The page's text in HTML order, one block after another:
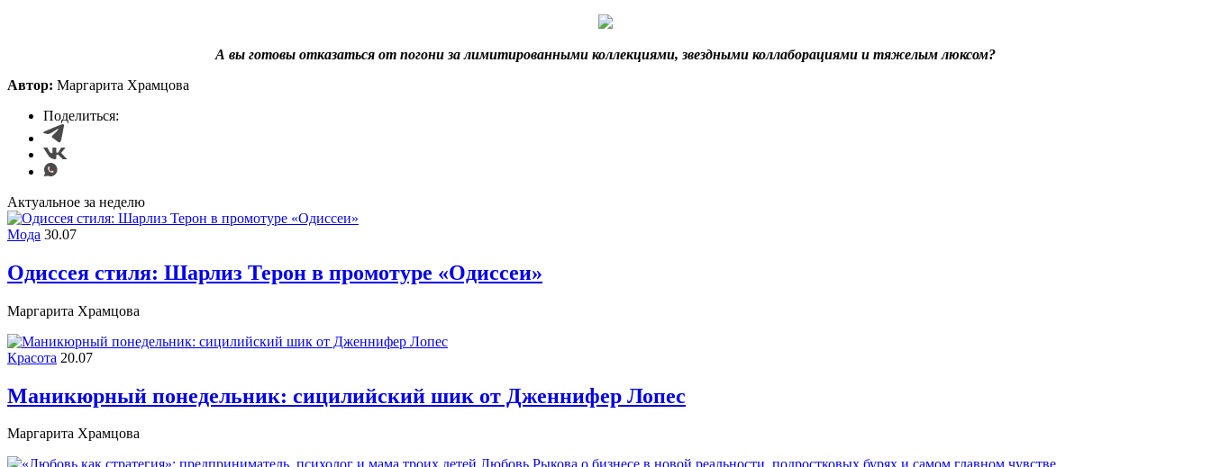
А вы готовы отказаться от погони за лимитированными коллекциями, звездными коллаборациями и тяжелым люксом?
Автор: Маргарита Храмцова
Поделиться:
Актуальное за неделю
Мода 30.07
Одиссея стиля: Шарлиз Терон в промотуре «Одиссеи»
Маргарита Храмцова
Красота 20.07
Маникюрный понедельник: сицилийский шик от Дженнифер Лопес
Маргарита Храмцова